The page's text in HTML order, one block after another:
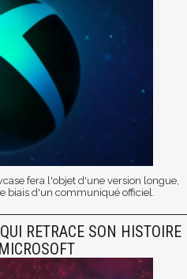
fera l'objet d'une version longue,
biais d'un communiqué officiel.
RETRACE SON HISTOIRE